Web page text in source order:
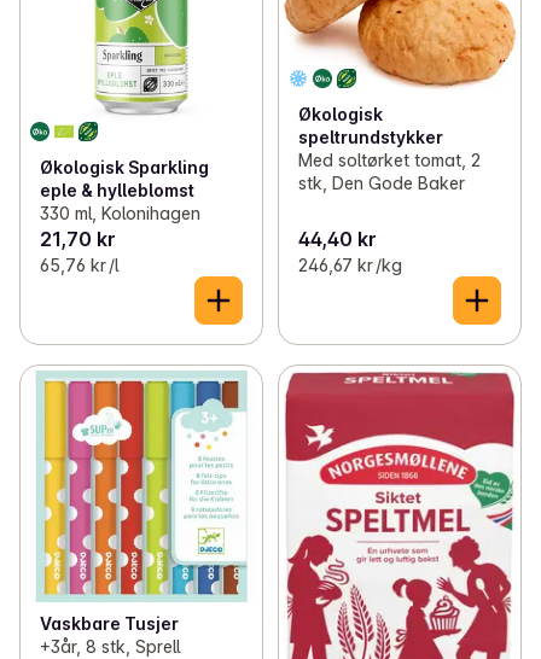
Økologisk Sparkling
eple & hylleblomst
330 ml, Kolonihagen
21,70 kr
65,76 kr /l
Økologisk
speltrundstykker
Med soltørket tomat, 2
stk, Den Gode Baker
44,40 kr
246,67 kr /kg
Vaskbare Tusjer
+3år, 8 stk, Sprell